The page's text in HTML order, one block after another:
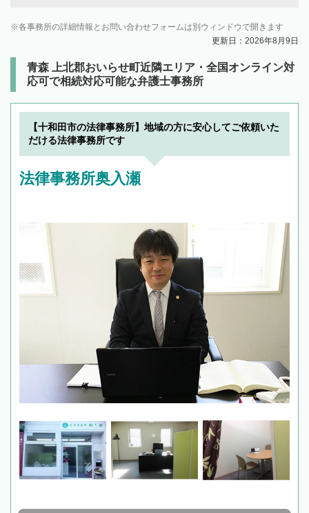
各事務所の詳細情報とお問い合わせフォームは別ウィンドウで開きます
更新日：2026年8月9日
青森 上北郡おいらせ町近隣エリア・全国オンライン対
応可で相続対応可能な弁護士事務所
【十和田市の法律事務所】地域の方に安心してご依頼いた
だける法律事務所です
法律事務所奥入瀬